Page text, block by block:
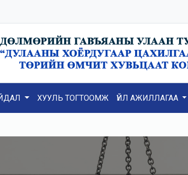
ХУУЛЬ ТОГТООМЖ ҮЙЛ АЖИЛЛАГАА